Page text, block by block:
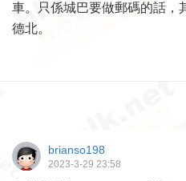
車。只係城巴要做郵碼的話，
德北。
brianso198
2023-3-29 23:58